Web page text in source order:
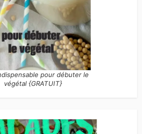
pour débuter le
végétal {GRATUIT}